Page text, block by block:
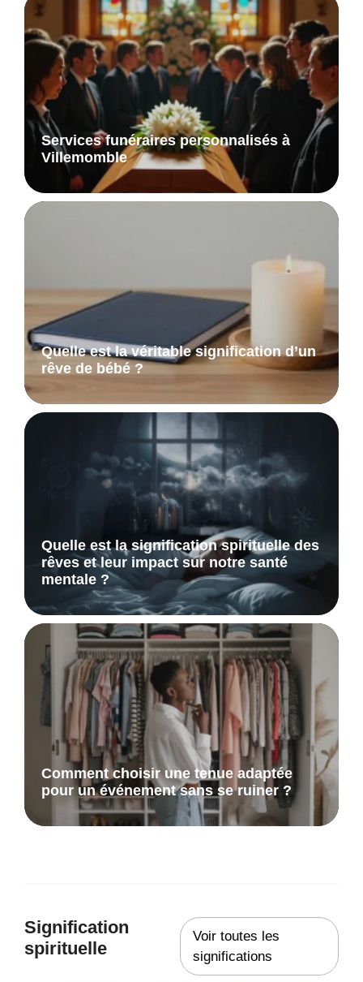
Services funéraires personnalisés à
Villemomble
Quelle est la véritable signification d’un
rêve de bébé ?
Quelle est la signification spirituelle des
rêves et leur impact sur notre santé
mentale ?
Comment choisir une tenue adaptée
pour un événement sans se ruiner ?
Signification
spirituelle
Voir toutes les
significations